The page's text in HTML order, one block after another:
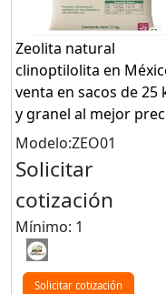
Zeolita natural
clinoptilolita en
venta en sacos de 25
y granel al mejor
Modelo:ZEO01
Solicitar
cotización
Mínimo: 1
Solicitar cotización